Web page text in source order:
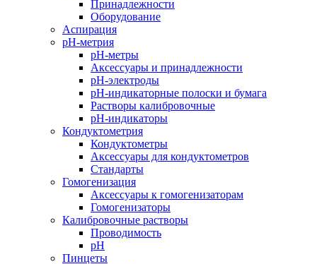
Принадлежности
Оборудование
Аспирация
pH-метрия
pH-метры
Аксессуары и принадлежности
pH-электроды
pH-индикаторные полоски и бумага
Растворы калибровочные
pH-индикаторы
Кондуктометрия
Кондуктометры
Аксессуары для кондуктометров
Стандарты
Гомогенизация
Аксессуары к гомогенизаторам
Гомогенизаторы
Калибровочные растворы
Проводимость
pH
Пинцеты